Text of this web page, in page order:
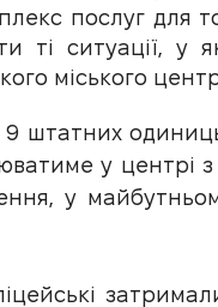
послуг для
ті ситуації, у
міського
штатних
у центрі
у